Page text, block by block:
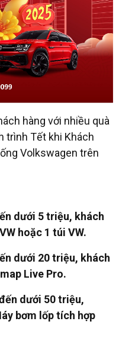
hàng với nhiều quà
trình Tết khi Khách
Volkswagen trên
dưới 5 triệu, khách
hoặc 1 túi VW.
dưới 20 triệu, khách
Live Pro.
dưới 50 triệu,
bơm lốp tích hợp